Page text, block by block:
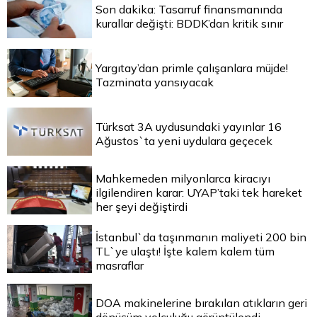
Son dakika: Tasarruf finansmanında
kurallar değişti: BDDK’dan kritik sınır
Yargıtay’dan primle çalışanlara müjde!
Tazminata yansıyacak
Türksat 3A uydusundaki yayınlar 16
Ağustos`ta yeni uydulara geçecek
Mahkemeden milyonlarca kiracıyı
ilgilendiren karar: UYAP’taki tek hareket
her şeyi değiştirdi
İstanbul`da taşınmanın maliyeti 200 bin
TL`ye ulaştı! İşte kalem kalem tüm
masraflar
DOA makinelerine bırakılan atıkların geri